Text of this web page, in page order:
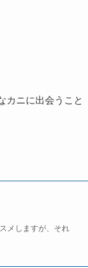
カニに出会うこと
メしますが、それ